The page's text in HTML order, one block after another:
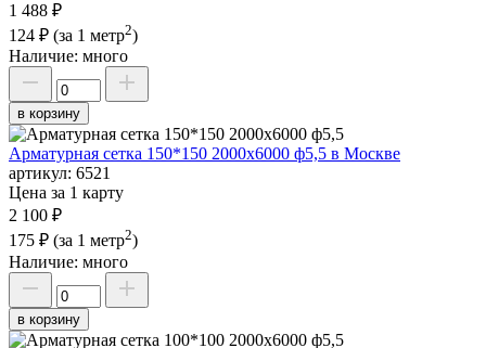
1 488 ₽
124 ₽ (за 1 метр2)
Наличие: много
в корзину
Арматурная сетка 150*150 2000х6000 ф5,5 в Москве
артикул: 6521
Цена за 1 карту
2 100 ₽
175 ₽ (за 1 метр2)
Наличие: много
в корзину